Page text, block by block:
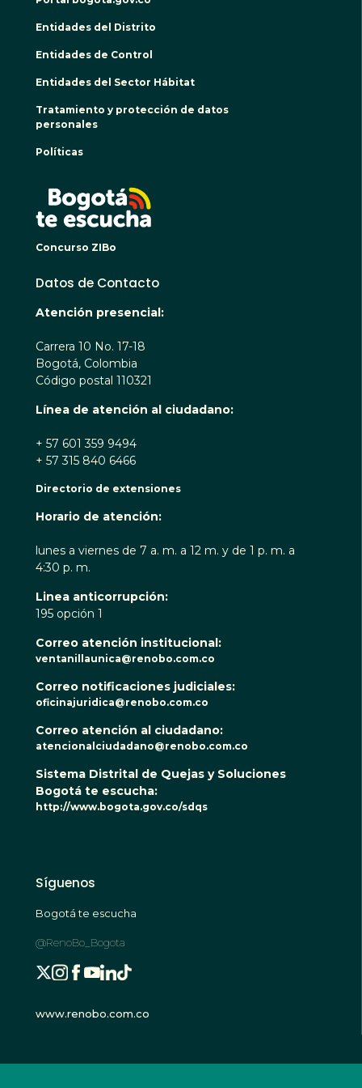
Entidades del Distrito
Entidades de Control
Entidades del Sector Hábitat
Tratamiento y protección de datos
personales
Políticas
Concurso ZIBo
Datos de Contacto
Atención presencial:
Carrera 10 No. 17-18
Bogotá, Colombia
Código postal 110321
Línea de atención al ciudadano:
+ 57 601 359 9494
+ 57 315 840 6466
Directorio de extensiones
Horario de atención:
lunes a viernes de 7 a. m. a 12 m. y de 1 p. m. a
4:30 p. m.
Linea anticorrupción:
195 opción 1
Correo atención institucional:
ventanillaunica@renobo.com.co
Correo notificaciones judiciales:
oficinajuridica@renobo.com.co
Correo atención al ciudadano:
atencionalciudadano@renobo.com.co
Sistema Distrital de Quejas y Soluciones
Bogotá te escucha:
http://www.bogota.gov.co/sdqs
Síguenos
Bogotá te escucha
@RenoBo_Bogota
www.renobo.com.co